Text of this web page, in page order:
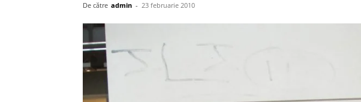
De către admin - 23 februarie 2010